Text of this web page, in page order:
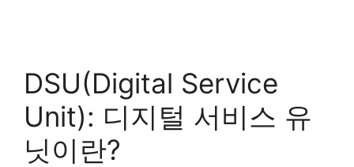
DSU(Digital Service
Unit): 디지털 서비스 유
닛이란?